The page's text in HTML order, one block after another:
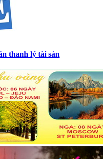
thanh lý tài sản